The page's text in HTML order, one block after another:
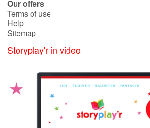
Our offers
Terms of use
Help
Sitemap
Storyplay'r in video